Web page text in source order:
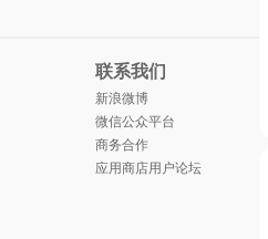
联系我们
新浪微博
微信公众平台
商务合作
应用商店用户论坛